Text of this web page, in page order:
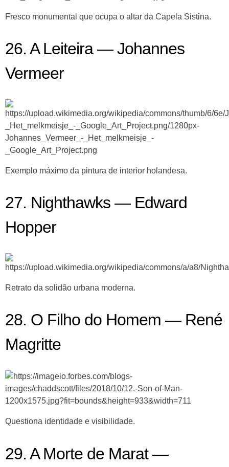
Fresco monumental que ocupa o altar da Capela Sistina.
26. A Leiteira — Johannes
Vermeer
Exemplo máximo da pintura de interior holandesa.
27. Nighthawks — Edward
Hopper
Retrato da solidão urbana moderna.
28. O Filho do Homem — René
Magritte
Questiona identidade e visibilidade.
29. A Morte de Marat —